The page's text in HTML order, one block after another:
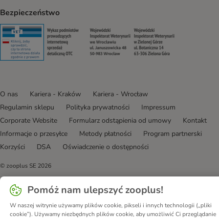
Bezpieczeństwo
Security Security Security
O nas Kariera - Kraków
Kariera - Wrocław
Regulamin sklepu
Polityka prywatności
Impressum
Corporate Website
Formularz odstąpienia od umowy
Kontakt
Informacje o przesyłce
Metody płatności
Program partnerski
Korzyści
DSA Oświadczenie o dostępności
© zooplus SE 2026
Pomóż nam ulepszyć zooplus!
W naszej witrynie używamy plików cookie, pikseli i innych technologii („pliki
cookie”). Używamy niezbędnych plików cookie, aby umożliwić Ci przeglądanie